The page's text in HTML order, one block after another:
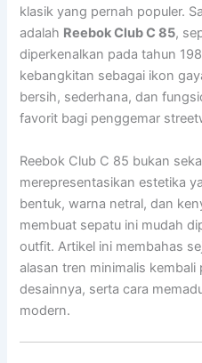
klasik yang pernah populer.
adalah Reebok Club C 85,
diperkenalkan pada tahun
kebangkitan sebagai ikon
bersih, sederhana, dan
favorit bagi penggemar
Reebok Club C 85 bukan
merepresentasikan estetika
bentuk, warna netral, dan
membuat sepatu ini mudah
outfit. Artikel ini membahas
alasan tren minimalis kembali
desainnya, serta cara
modern.